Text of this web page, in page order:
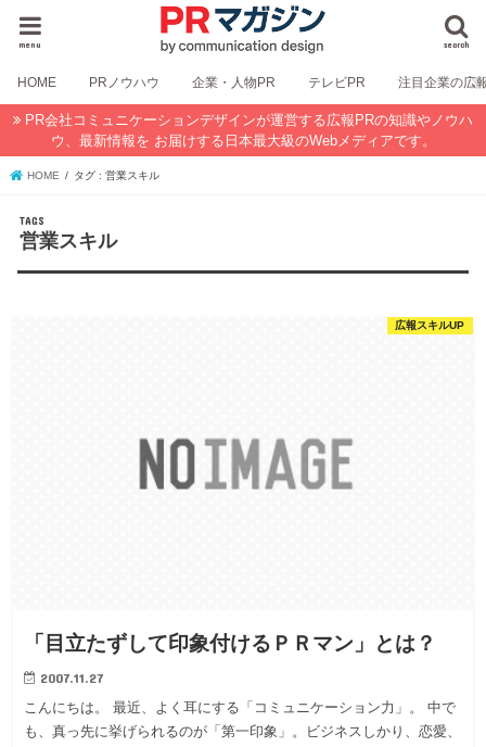
search
menu
HOME PRノウハウ 企業・人物PR テレビPR 注目企業の広
PR会社コミュニケーションデザインが運営する広報PRの知識やノウハ
ウ、最新情報を お届けする日本最大級のWebメディアです。
HOME タグ : 営業スキル
営業スキル
広報スキルUP
「目立たずして印象付けるＰＲマン」とは？
2007.11.27
こんにちは。 最近、よく耳にする「コミュニケーション力」。 中で
も、真っ先に挙げられるのが「第一印象」。ビジネスしかり、恋愛、